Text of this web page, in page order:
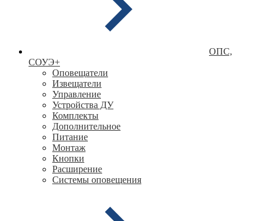
ОПС,
СОУЭ+
Оповещатели
Извещатели
Управление
Устройства ДУ
Комплекты
Дополнительное
Питание
Монтаж
Кнопки
Расширение
Системы оповещения